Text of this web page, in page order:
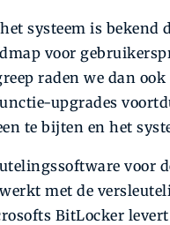
systeem is bekend
voor
raden we dan
upgrades
te bijten en het
voor
met de
BitLocker